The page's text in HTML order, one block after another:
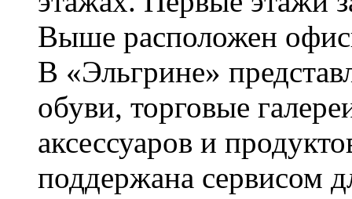
Выше расположен
В «Эльгрине»
обуви, торговые
аксессуаров и
поддержана сервисом